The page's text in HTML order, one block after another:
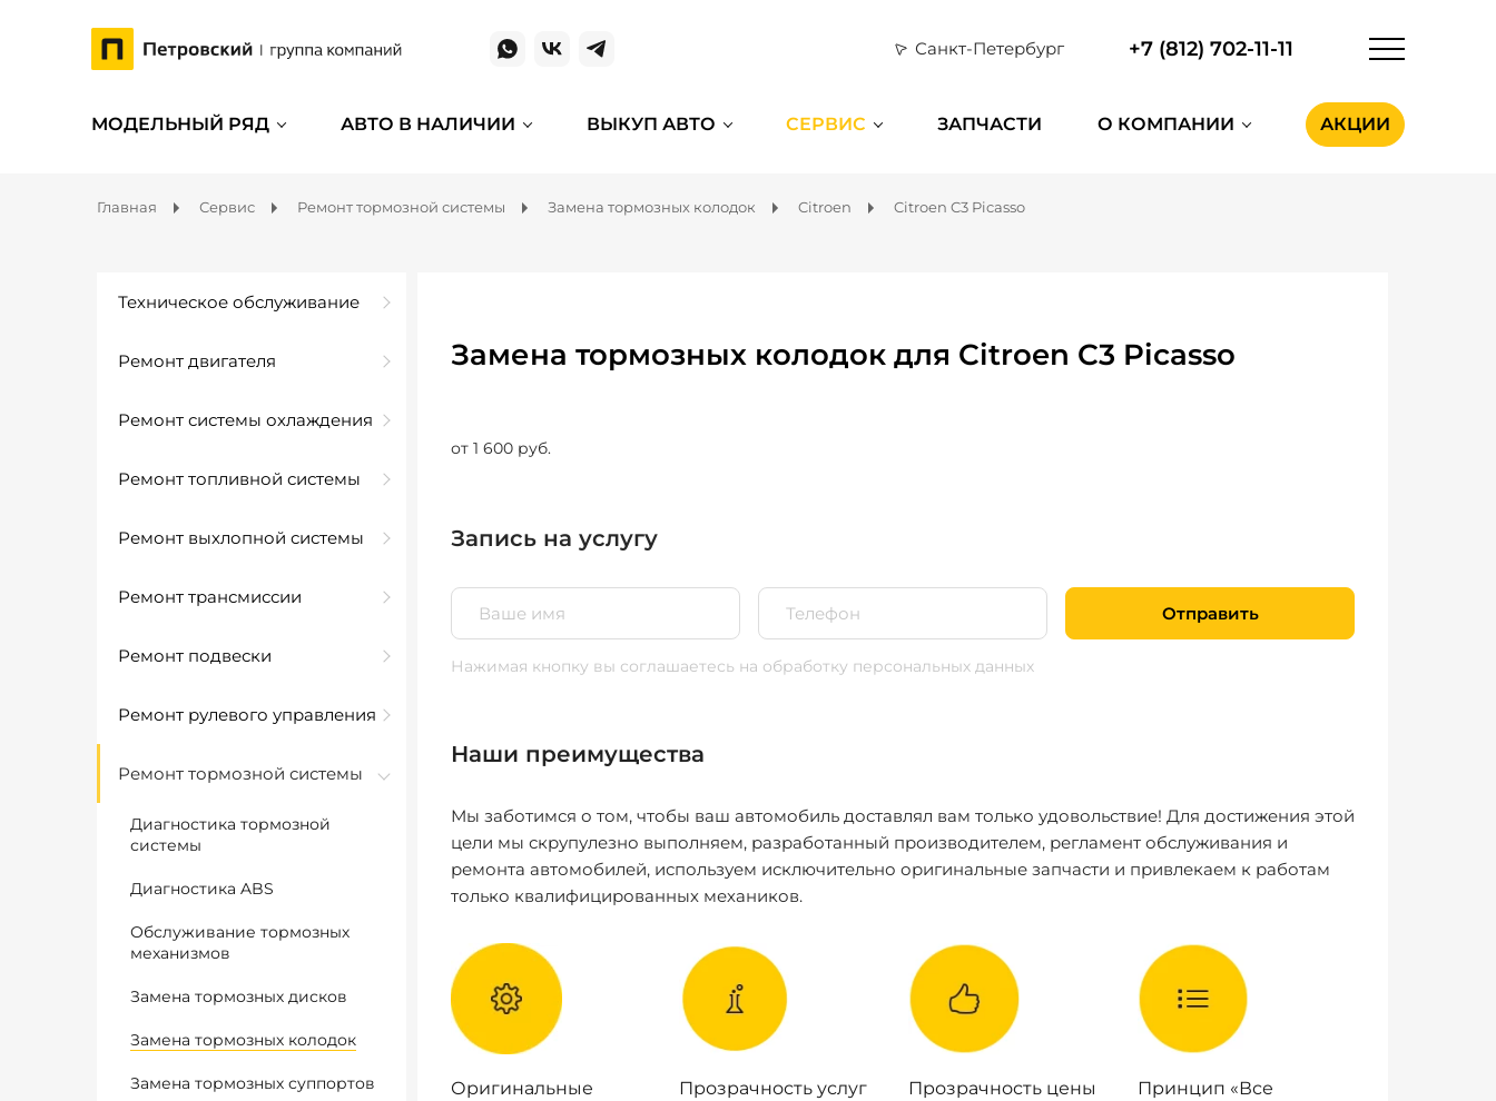
Санкт-Петербург +7 (812) 702-11-11
МОДЕЛЬНЫЙ РЯД АВТО В НАЛИЧИИ ВЫКУП АВТО СЕРВИС ЗАПЧАСТИ О КОМПАНИИ АКЦИИ
Главная Сервис Ремонт тормозной системы Замена тормозных колодок Citroen Citroen C3 Picasso
Техническое обслуживание
Ремонт двигателя
Ремонт системы охлаждения
Ремонт топливной системы
Ремонт выхлопной системы
Ремонт трансмиссии
Ремонт подвески
Ремонт рулевого управления
Ремонт тормозной системы
Диагностика тормозной
системы
Диагностика ABS
Обслуживание тормозных
механизмов
Замена тормозных дисков
Замена тормозных колодок
Замена тормозных суппортов
Замена тормозных колодок для Citroen C3 Picasso
от 1 600 руб.
Запись на услугу
Отправить
Нажимая кнопку вы соглашаетесь на обработку персональных данных
Наши преимущества
Мы заботимся о том, чтобы ваш автомобиль доставлял вам только удовольствие! Для достижения этой
цели мы скрупулезно выполняем, разработанный производителем, регламент обслуживания и
ремонта автомобилей, используем исключительно оригинальные запчасти и привлекаем к работам
только квалифицированных механиков.
Оригинальные
Прозрачность услуг Прозрачность цены
Принцип «Все